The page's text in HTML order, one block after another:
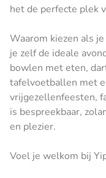
het de perfecte plek
Waarom kiezen als
je zelf de ideale
bowlen met eten,
tafelvoetballen met
vrijgezellenfeesten,
is bespreekbaar,
en plezier.
Voel je welkom bij